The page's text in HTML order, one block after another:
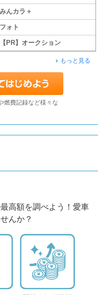
みんカラ＋
フォト
【PR】オークション
もっと見る
燃費記録など様々な
高額を調べよう！愛車
んか？